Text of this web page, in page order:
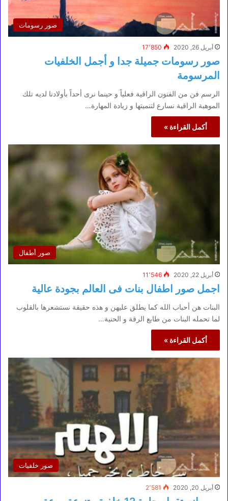
صور رسومات
أبريل 26, 2020 17٬850
صور رسومات جميلة جدا و أجمل الخلفيات
المرسومة
الرسم فن من الفنون الراقية فعلياً و حينما نرى أحداً بأولادنا لديه تلك
الموهبة الراقية نسارع لتنميتها و زيادة المهارة…
أكمل القراءة »
صور أطفال
أبريل 22, 2020 11٬546
اجمل صور اطفال بنات فى العالم بجودة عالية
البنات هن أحباب الله كما يطلق عليهن و هذه حقيقة نستشعرها بالقلوب
لما تحمله البنات من طابع الرقة و الحنية…
أكمل القراءة »
صور خلفيات
أبريل 20, 2020 2٬581